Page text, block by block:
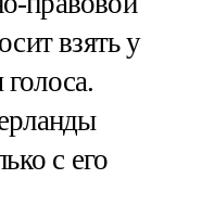
взять у
с его